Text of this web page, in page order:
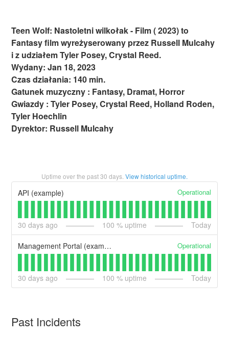
Teen Wolf: Nastoletni wilkołak - Film ( 2023) to
Fantasy film wyreżyserowany przez Russell Mulcahy
i z udziałem Tyler Posey, Crystal Reed.
Wydany: Jan 18, 2023
Czas działania: 140 min.
Gatunek muzyczny : Fantasy, Dramat, Horror
Gwiazdy : Tyler Posey, Crystal Reed, Holland Roden,
Tyler Hoechlin
Dyrektor: Russell Mulcahy
Uptime over the past30 days. View historical uptime.
API (example) Operational
30 days ago 100 % uptime Today
Management Portal (example) Operational
30 days ago 100 % uptime Today
Past Incidents